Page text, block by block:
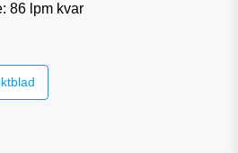
86 lpm kvar